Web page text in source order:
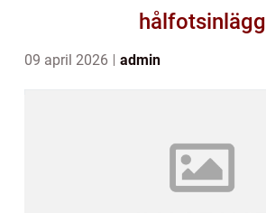
hålfotsinlägg
09 april 2026 admin